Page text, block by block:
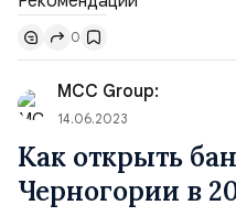
предлагает удобные
индивидуального
интересует регистрация
Черногории, то
0
MCC Group:
14.06.2023
Как открыть
Черногории в